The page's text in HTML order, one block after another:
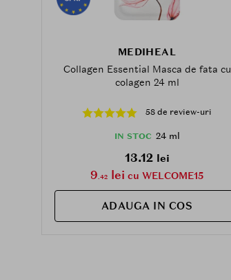
MEDIHEAL
Collagen Essential Masca de fata cu
colagen 24 ml
58 de review-uri
IN STOC 24 ml
13.12 lei
9.42 lei cu WELCOME15
ADAUGA IN COS